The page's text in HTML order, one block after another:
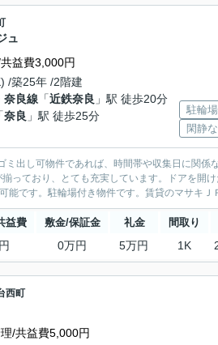
ュ
益費3,000円
/築25年 /2階建
奈良線 「近鉄奈良 」駅 徒歩20分
「奈良 」駅 徒歩25分 駐輪場
閑静
出し可物件であれば、時間帯や収集日に関係
っており、とても充実しています。ドアを開
能です。駐輪場付き物件です。賃貸のマサキＪ
益費 敷金/保証金 礼金 間取り
0万円 5万円 1K
西町
/共益費5,000円